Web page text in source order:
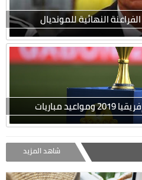
النهائية للمونديال
مباريات
شاهد المزيد